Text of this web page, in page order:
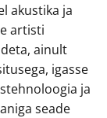
akustika ja
artisti
ainult
igasse
ja
seade